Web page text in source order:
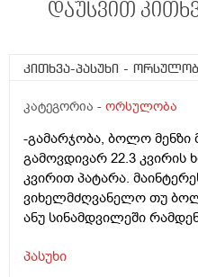
დაუსვით
კითხვა-პასუხი -
კატეგორია - ორსულობა
-გამარჯობა, ბოლო მენზი
გამოვდივარ 22.3
კვირით პატარა.
ვიხელმძღვანელო თუ
ანუ სინამდვილეში
პასუხი